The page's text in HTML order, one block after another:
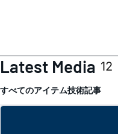
Latest Media 12
すべてのアイテム技術記事